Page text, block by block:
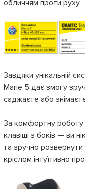
обличчям проти руху.
Завдяки унікальній
Marie 5 дає змогу
саджаєте або знімаєте
За комфортну роботу
клавіші з боків — ви
та зручно розвернути
кріслом інтуїтивно